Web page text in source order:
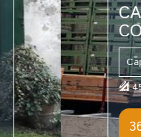
CON
Capannone In
450 m2
360.000